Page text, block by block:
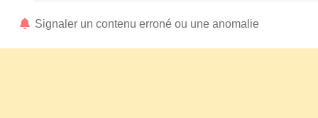
Signaler un contenu erroné ou une anomalie